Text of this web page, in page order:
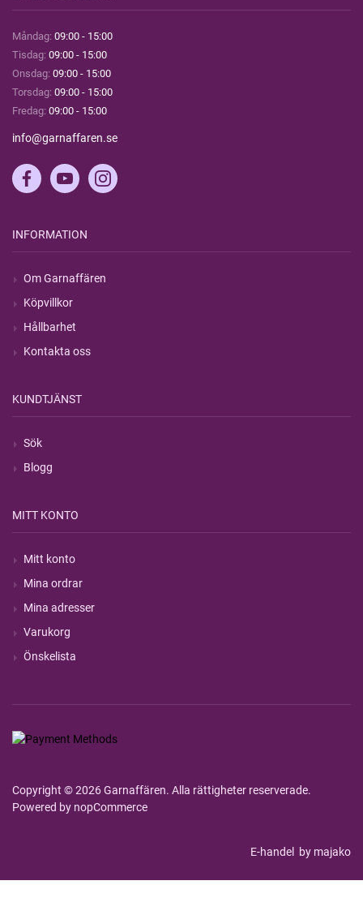
Måndag: 09:00 - 15:00
Tisdag: 09:00 - 15:00
Onsdag: 09:00 - 15:00
Torsdag: 09:00 - 15:00
Fredag: 09:00 - 15:00
info@garnaffaren.se
INFORMATION
Om Garnaffären
Köpvillkor
Hållbarhet
Kontakta oss
KUNDTJÄNST
Sök
Blogg
MITT KONTO
Mitt konto
Mina ordrar
Mina adresser
Varukorg
Önskelista
Copyright © 2026 Garnaffären. Alla rättigheter reserverade.
Powered by nopCommerce
E-handel by majako